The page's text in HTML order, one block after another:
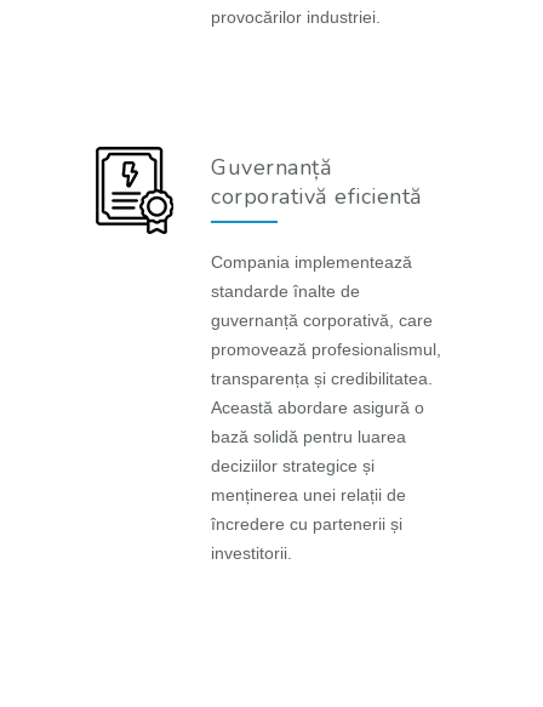
provocărilor industriei.
Guvernanță
corporativă eficientă
Compania implementează
standarde înalte de
guvernanță corporativă, care
promovează profesionalismul,
transparența și credibilitatea.
Această abordare asigură o
bază solidă pentru luarea
deciziilor strategice și
menținerea unei relații de
încredere cu partenerii și
investitorii.